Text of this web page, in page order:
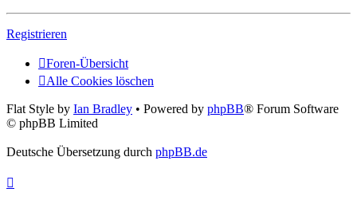
Registrieren
Foren-Übersicht
Alle Cookies löschen
Flat Style by Ian Bradley • Powered by phpBB® Forum Software
© phpBB Limited
Deutsche Übersetzung durch phpBB.de